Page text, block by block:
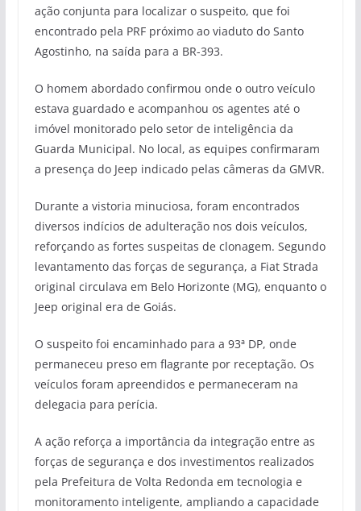
ação conjunta para localizar o suspeito, que foi
encontrado pela PRF próximo ao viaduto do Santo
Agostinho, na saída para a BR-393.
O homem abordado confirmou onde o outro veículo
estava guardado e acompanhou os agentes até o
imóvel monitorado pelo setor de inteligência da
Guarda Municipal. No local, as equipes confirmaram
a presença do Jeep indicado pelas câmeras da GMVR.
Durante a vistoria minuciosa, foram encontrados
diversos indícios de adulteração nos dois veículos,
reforçando as fortes suspeitas de clonagem. Segundo
levantamento das forças de segurança, a Fiat Strada
original circulava em Belo Horizonte (MG), enquanto o
Jeep original era de Goiás.
O suspeito foi encaminhado para a 93ª DP, onde
permaneceu preso em flagrante por receptação. Os
veículos foram apreendidos e permaneceram na
delegacia para perícia.
A ação reforça a importância da integração entre as
forças de segurança e dos investimentos realizados
pela Prefeitura de Volta Redonda em tecnologia e
monitoramento inteligente, ampliando a capacidade